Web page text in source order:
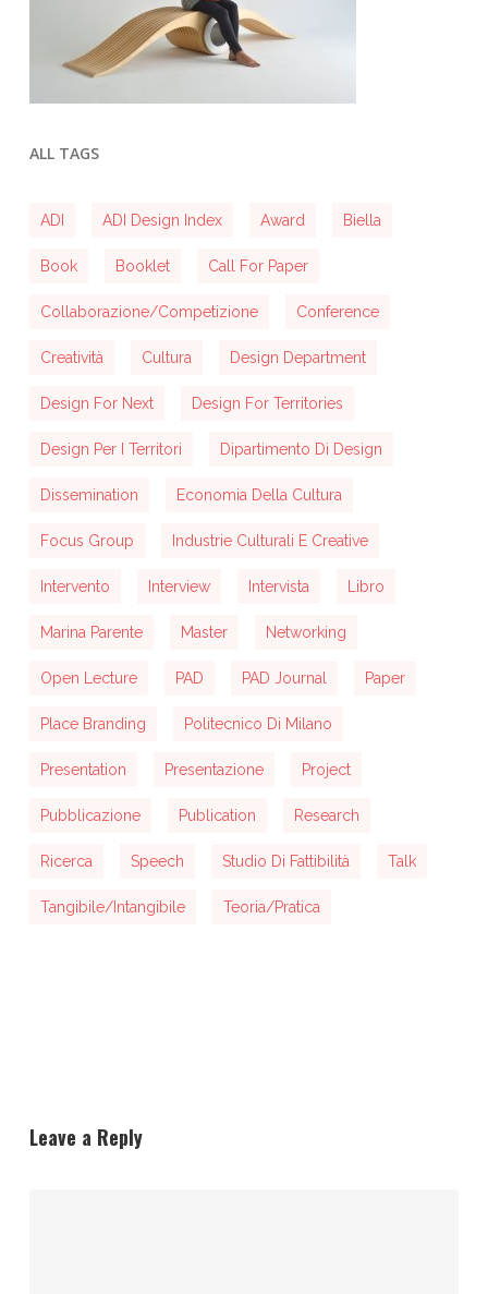
ALL TAGS
ADI ADI Design Index Award Biella
Book Booklet Call For Paper
Collaborazione/competizione Conference
Creatività Cultura Design Department
Design For Next Design For Territories
Design Per I Territori Dipartimento Di Design
Dissemination Economia Della Cultura
Focus Group Industrie Culturali E Creative
Intervento Interview Intervista Libro
Marina Parente Master Networking
Open Lecture PAD PAD Journal Paper
Place Branding Politecnico Di Milano
Presentation Presentazione Project
Pubblicazione Publication Research
Ricerca Speech Studio Di Fattibilità Talk
Tangibile/intangibile Teoria/pratica
Leave a Reply